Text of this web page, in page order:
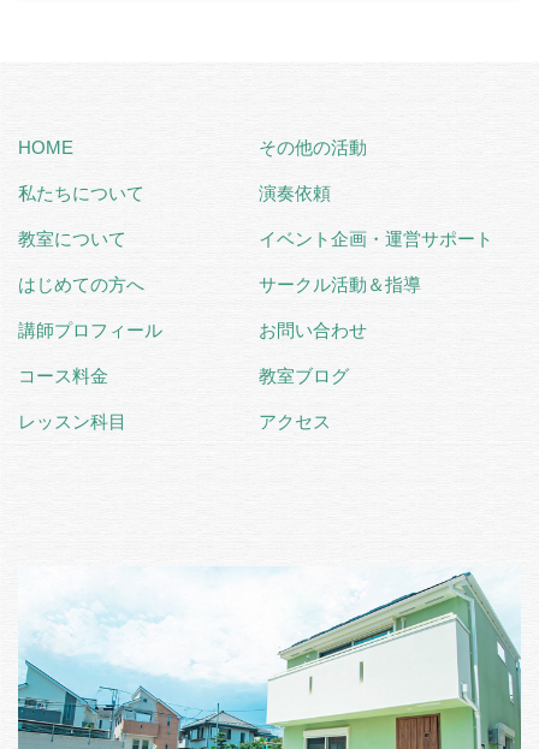
HOME
私たちについて
教室について
はじめての方へ
講師プロフィール
コース料金
レッスン科目
その他の活動
演奏依頼
イベント企画・運営サポート
サークル活動＆指導
お問い合わせ
教室ブログ
アクセス